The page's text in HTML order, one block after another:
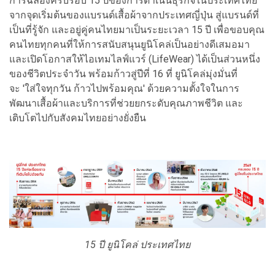
จากจุดเริ่มต้นของแบรนด์เสื้อผ้าจากประเทศญี่ปุ่น สู่แบรนด์ที่
เป็นที่รู้จัก และอยู่คู่คนไทยมาเป็นระยะเวลา 15 ปี เพื่อขอบคุณ
คนไทยทุกคนที่ให้การสนับสนุนยูนิโคล่เป็นอย่างดีเสมอมา
และเปิดโอกาสให้ไอเทมไลฟ์แวร์ (LifeWear) ได้เป็นส่วนหนึ่ง
ของชีวิตประจำวัน พร้อมก้าวสู่ปีที่ 16 ที่ ยูนิโคล่มุ่งมั่นที่
จะ 'ใส่ใจทุกวัน ก้าวไปพร้อมคุณ' ด้วยความตั้งใจในการ
พัฒนาเสื้อผ้าและบริการที่ช่วยยกระดับคุณภาพชีวิต และ
เติบโตไปกับสังคมไทยอย่างยั่งยืน
15 ปี ยูนิโคล่ ประเทศไทย